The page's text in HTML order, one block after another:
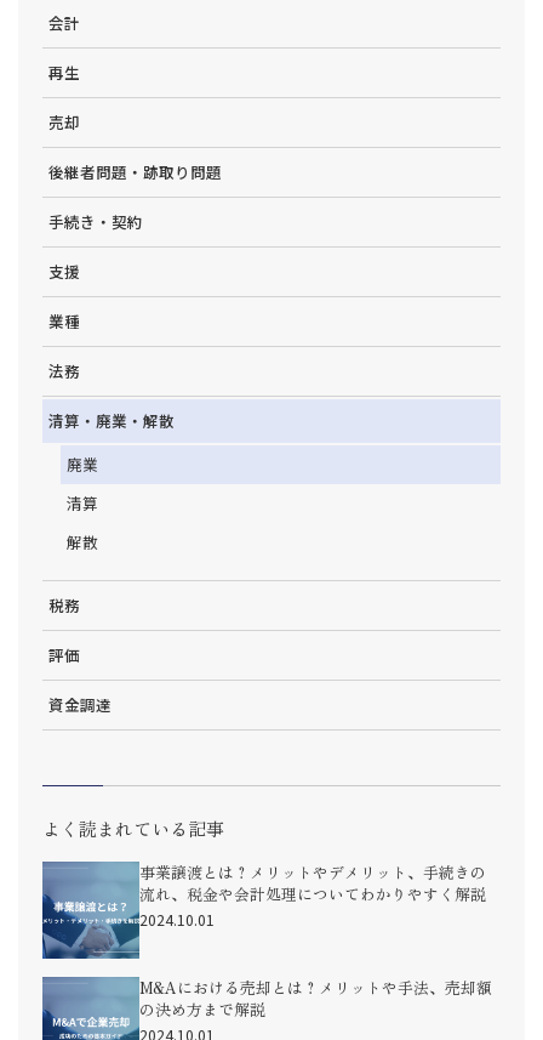
会計
再生
売却
後継者問題・跡取り問題
手続き・契約
支援
業種
法務
清算・廃業・解散
廃業
清算
解散
税務
評価
資金調達
よく読まれている記事
事業譲渡とは？メリットやデメリット、手続きの
流れ、税金や会計処理についてわかりやすく解説
2024.10.01
M&Aにおける売却とは？メリットや手法、売却額
の決め方まで解説
2024.10.01